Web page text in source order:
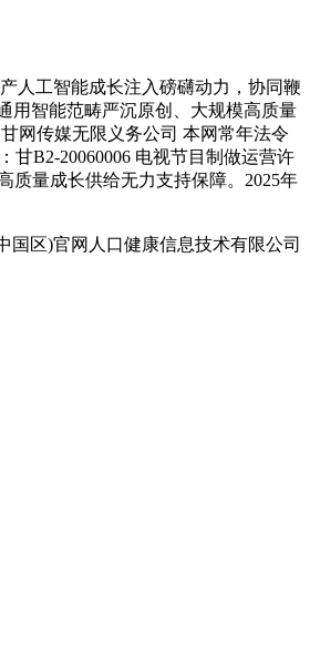
人工智能成长注入磅礴动力，协同鞭
用智能范畴严沉原创、大规模高质量
网传媒无限义务公司 本网常年法令
甘B2-20060006 电视节目制做运营许
质量成长供给无力支持保障。2025年
国区)官网人口健康信息技术有限公司